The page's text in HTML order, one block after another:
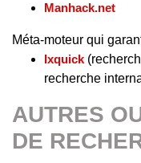
Manhack.net
Méta-moteur qui
Ixquick
recherche
AUTRES
DE